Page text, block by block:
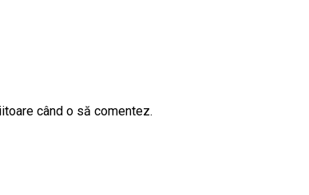
când o să comentez.